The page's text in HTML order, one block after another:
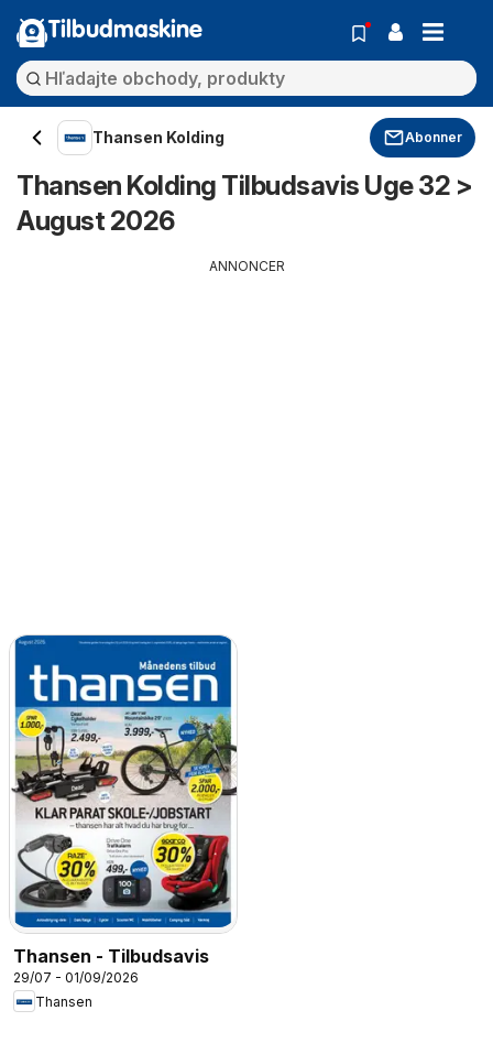
Tilbudmaskine
Thansen Kolding Abonner
Thansen Kolding Tilbudsavis Uge 32 >
August 2026
ANNONCER
Thansen - Tilbudsavis
29/07 - 01/09/2026
Thansen